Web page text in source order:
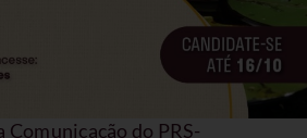
Comunicação do PRS-